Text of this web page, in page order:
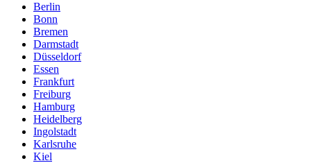
Berlin
Bonn
Bremen
Darmstadt
Düsseldorf
Essen
Frankfurt
Freiburg
Hamburg
Heidelberg
Ingolstadt
Karlsruhe
Kiel